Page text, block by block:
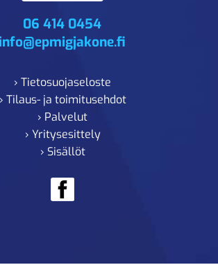
06 414 0454
info@epmigjakone.fi
› Tietosuojaseloste
› Tilaus- ja toimitusehdot
› Palvelut
› Yritysesittely
› Sisällöt